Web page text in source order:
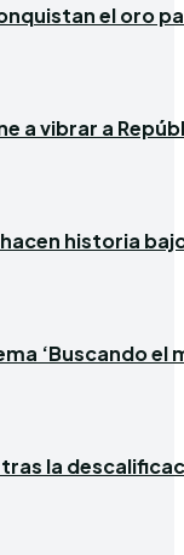
el oro
a vibrar a
historia
‘Buscando el
la